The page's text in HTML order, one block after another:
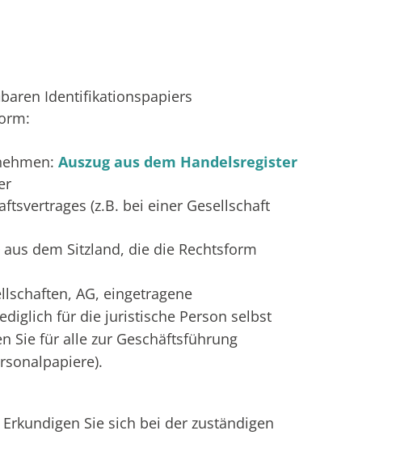
Identifikationspapiers
Auszug aus dem Handelsregister
(z.B. bei einer Gesellschaft
dem Sitzland, die die Rechtsform
AG, eingetragene
für die juristische Person selbst
Sie für alle zur Geschäftsführung
Sie sich bei der zuständigen